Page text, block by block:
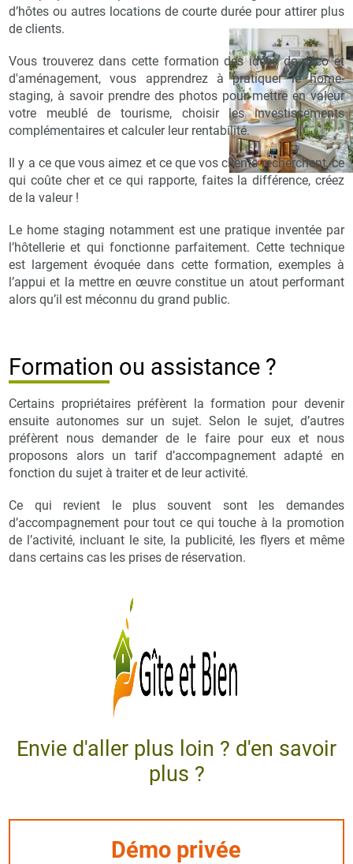
d’hôtes ou autres locations de courte durée pour attirer plus
de clients.
Vous trouverez dans cette formation des idées de déco et
d'aménagement, vous apprendrez à pratiquer le home-
staging, à savoir prendre des photos pour mettre en valeur
votre meublé de tourisme, choisir les investissements
complémentaires et calculer leur rentabilité.
Il y a ce que vous aimez et ce que vos clients recherchent, ce
qui coûte cher et ce qui rapporte, faites la différence, créez
de la valeur !
Le home staging notamment est une pratique inventée par
l’hôtellerie et qui fonctionne parfaitement. Cette technique
est largement évoquée dans cette formation, exemples à
l’appui et la mettre en œuvre constitue un atout performant
alors qu’il est méconnu du grand public.
Formation ou assistance ?
Certains propriétaires préfèrent la formation pour devenir
ensuite autonomes sur un sujet. Selon le sujet, d’autres
préfèrent nous demander de le faire pour eux et nous
proposons alors un tarif d’accompagnement adapté en
fonction du sujet à traiter et de leur activité.
Ce qui revient le plus souvent sont les demandes
d’accompagnement pour tout ce qui touche à la promotion
de l’activité, incluant le site, la publicité, les flyers et même
dans certains cas les prises de réservation.
Envie d'aller plus loin ? d'en savoir
plus ?
Démo privée